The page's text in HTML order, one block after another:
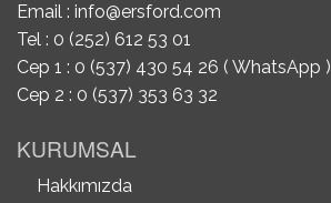
Email : info@ersford.com
Tel : 0 (252) 612 53 01
Cep 1 : 0 (537) 430 54 26 ( WhatsApp )
Cep 2 : 0 (537) 353 63 32
KURUMSAL
Hakkımızda